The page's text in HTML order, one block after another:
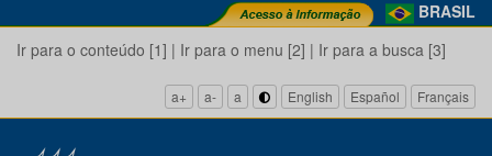
BRASIL
Ir para o conteúdo [1] | Ir para o menu [2] | Ir para a busca [3]
a+ a- a English Español Français